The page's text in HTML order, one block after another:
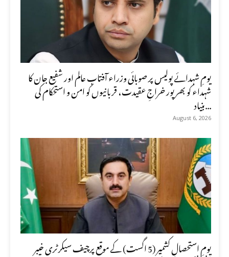
یومِ شہدائے پولیس پر صوبائی وزراء آفتاب عالم اور شفیع جان کا
شہداء کو بھرپور خراجِ عقیدت، قربانیوں کو امن و استحکام کی
بنیاد...
August 6, 2026
یومِ استحصالِ کشمیر (5 اگست) کے موقع پرچیف سیکرٹری خیبر